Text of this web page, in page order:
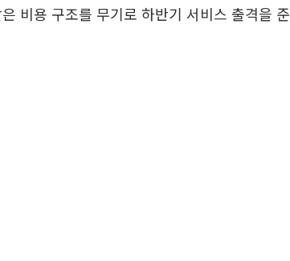
비용 구조를 무기로 하반기 서비스 출격을